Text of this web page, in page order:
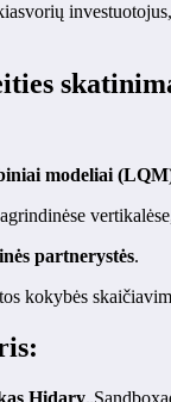
modeliai
partnerystės.
kokybės
Hidary